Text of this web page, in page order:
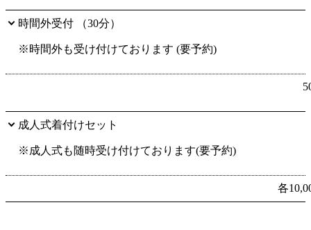
時間外受付 （30分）
※時間外も受け付けております (要予約)
成人式着付けセット
※成人式も随時受け付けております(要予約)
各